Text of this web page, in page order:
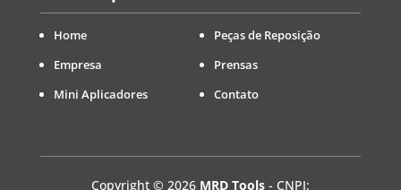
Home
Empresa
Mini Aplicadores
Peças de Reposição
Prensas
Contato
Copyright © 2026 MRD Tools- CNPJ: